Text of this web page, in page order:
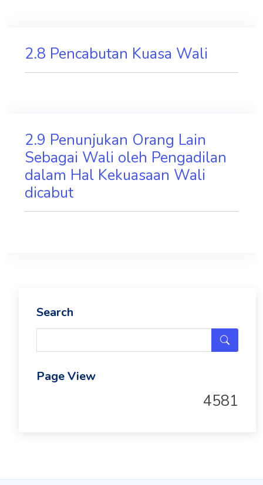
2.8 Pencabutan Kuasa Wali
2.9 Penunjukan Orang Lain
Sebagai Wali oleh Pengadilan
dalam Hal Kekuasaan Wali
dicabut
Search
Page View
4581